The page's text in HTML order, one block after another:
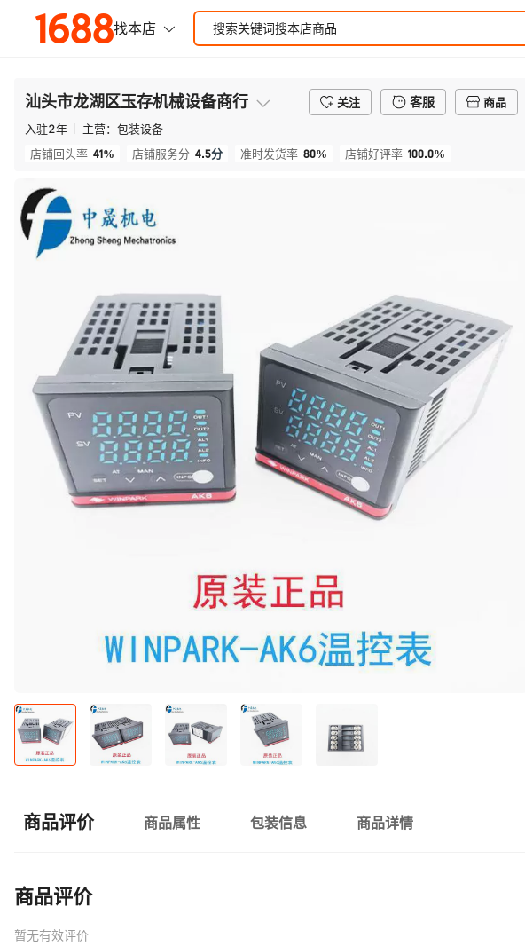
汕头市龙湖区玉存机械设备商行 关注 客服
商品
入驻2年 主营： 包装设备
店铺回头率 41% 店铺服务分 4.5分 准时发货率 80% 店铺好评率 100.0%
商品评价 商品属性 包装信息 商品详情
商品评价
暂无有效评价